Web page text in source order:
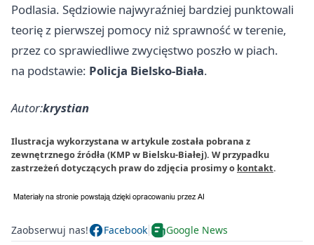
Podlasia. Sędziowie najwyraźniej bardziej punktowali
teorię z pierwszej pomocy niż sprawność w terenie,
przez co sprawiedliwe zwycięstwo poszło w piach.
na podstawie: Policja Bielsko-Biała.
Autor:krystian
Ilustracja wykorzystana w artykule została pobrana z
zewnętrznego źródła (KMP w Bielsku-Białej). W przypadku
zastrzeżeń dotyczących praw do zdjęcia prosimy o kontakt.
Zaobserwuj nas! Facebook Google News